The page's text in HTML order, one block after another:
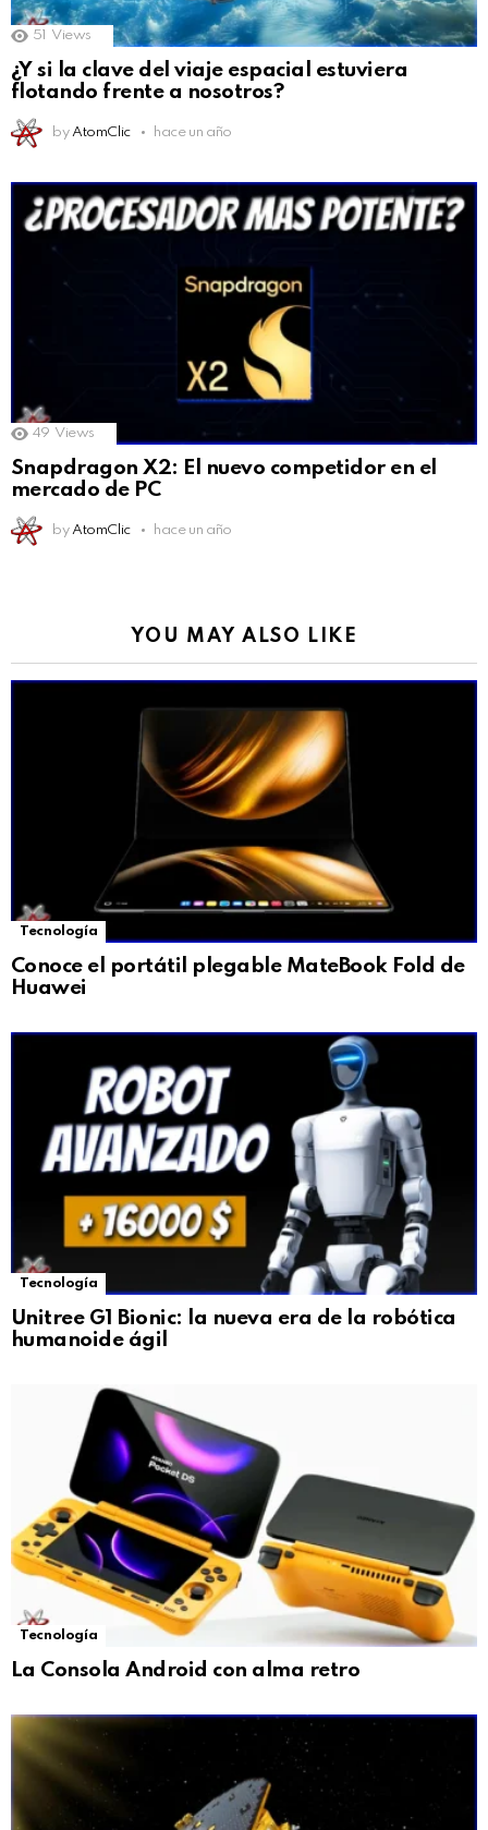
51 Views
¿Y si la clave del viaje espacial estuviera
flotando frente a nosotros?
by AtomClic hace un año
49 Views
Snapdragon X2: El nuevo competidor en el
mercado de PC
by AtomClic hace un año
YOU MAY ALSO LIKE
Tecnología
Conoce el portátil plegable MateBook Fold de
Huawei
Tecnología
Unitree G1 Bionic: la nueva era de la robótica
humanoide ágil
Tecnología
La Consola Android con alma retro